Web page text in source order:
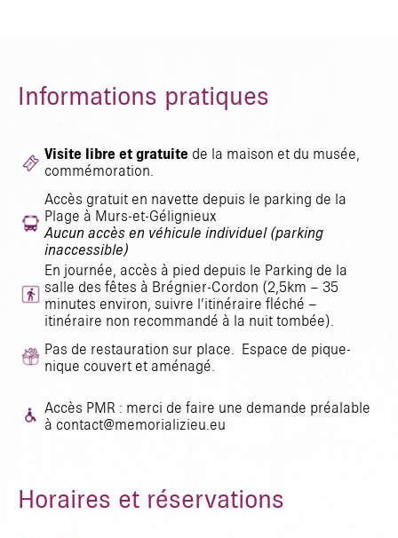
Informations pratiques
Visite libre et gratuite de la maison et du musée,
commémoration.
Accès gratuit en navette depuis le parking de la
Plage à Murs-et-Gélignieux
Aucun accès en véhicule individuel (parking
inaccessible)
En journée, accès à pied depuis le Parking de la
salle des fêtes à Brégnier-Cordon (2,5km – 35
minutes environ, suivre l’itinéraire fléché –
itinéraire non recommandé à la nuit tombée).
Pas de restauration sur place. Espace de pique-
nique couvert et aménagé.
Accès PMR : merci de faire une demande préalable
à contact@memorializieu.eu
Horaires et réservations